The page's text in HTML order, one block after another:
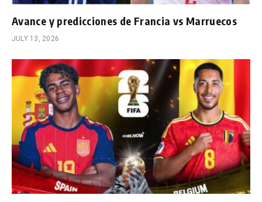
Avance y predicciones de Francia vs Marruecos
JULY 13, 2026